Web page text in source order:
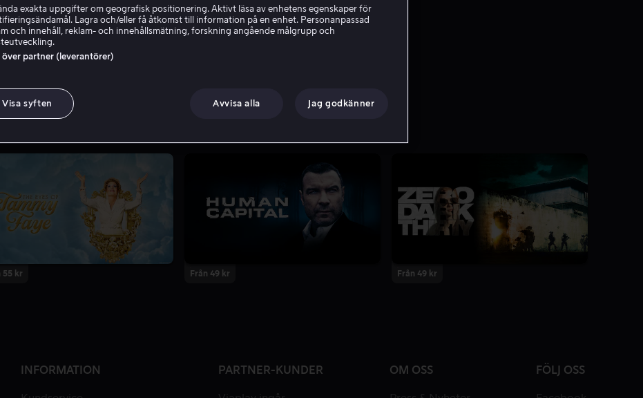
Fredric Lehne
55 kr Från 49 kr Från 49 kr
INFORMATION PARTNER-KUNDER OM OSS FÖLJ OSS
exakta uppgifter om geografisk positionering. Aktivt läsa av enhetens egenskaper för
Lagra och/eller få åtkomst till information på en enhet. Personanpassad
och innehåll, reklam- och innehållsmätning, forskning angående målgrupp och
över partner (leverantörer)
Visa syften Avvisa alla Jag godkänner